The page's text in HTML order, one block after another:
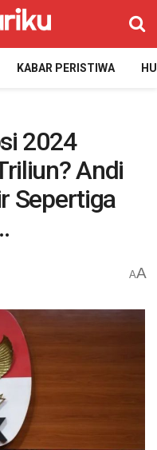
KABAR PERISTIWA
2024
Andi
Sepertiga
AA